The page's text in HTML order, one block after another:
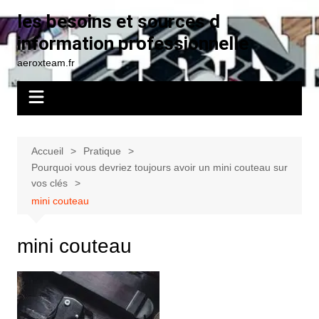
au
contenu
les besoins et sources d
information professionnelle
aeroxteam.fr
Accueil
Pratique
Pourquoi vous devriez toujours avoir un mini couteau sur
vos clés
mini couteau
mini couteau